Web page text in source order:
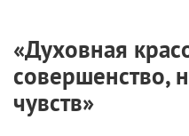
«Духовная
совершенство,
чувств»